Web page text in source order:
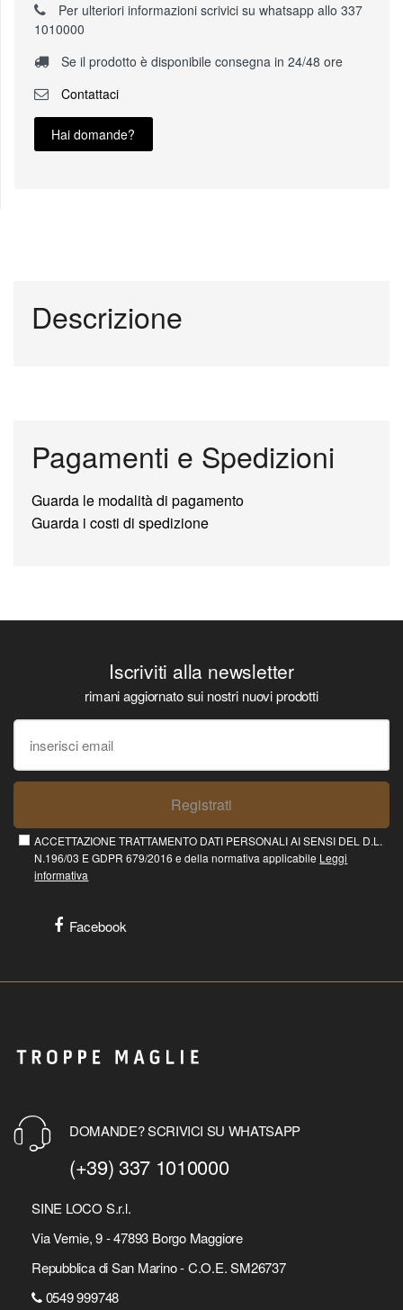
Per ulteriori informazioni scrivici su whatsapp allo 337
1010000
Se il prodotto è disponibile consegna in 24/48 ore
Contattaci
Hai domande?
Descrizione
Pagamenti e Spedizioni
Guarda le modalità di pagamento
Guarda i costi di spedizione
Iscriviti alla newsletter
rimani aggiornato sui nostri nuovi prodotti
Registrati
ACCETTAZIONE TRATTAMENTO DATI PERSONALI AI SENSI DEL D.L.
N.196/03 E GDPR 679/2016 e della normativa applicabile Leggi
informativa
Facebook
DOMANDE? SCRIVICI SU WHATSAPP
(+39) 337 1010000
SINE LOCO S.r.l.
Via Vernie, 9 - 47893 Borgo Maggiore
Repubblica di San Marino - C.O.E. SM26737
0549 999748